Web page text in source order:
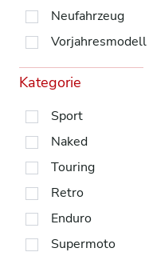
Neufahrzeug
Vorjahresmodell
Kategorie
Sport
Naked
Touring
Retro
Enduro
Supermoto